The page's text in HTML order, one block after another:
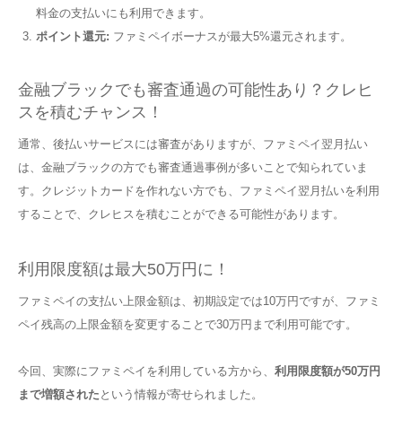
料金の支払いにも利用できます。
ポイント還元: ファミペイボーナスが最大5%還元されます。
金融ブラックでも審査通過の可能性あり？クレヒ
スを積むチャンス！
通常、後払いサービスには審査がありますが、ファミペイ翌月払い
は、金融ブラックの方でも審査通過事例が多いことで知られていま
す。クレジットカードを作れない方でも、ファミペイ翌月払いを利用
することで、クレヒスを積むことができる可能性があります。
利用限度額は最大50万円に！
ファミペイの支払い上限金額は、初期設定では10万円ですが、ファミ
ペイ残高の上限金額を変更することで30万円まで利用可能です。
今回、実際にファミペイを利用している方から、 利用限度額が50万円
まで増額された という情報が寄せられました。